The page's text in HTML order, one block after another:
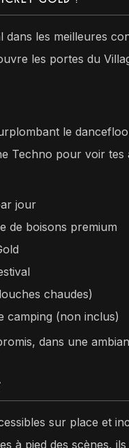
les meilleures
les portes du
le
Techno pour voir
jour
de boisons premium
chaudes)
camping (non inclus)
dans une
sur place et
à pied des scènes,